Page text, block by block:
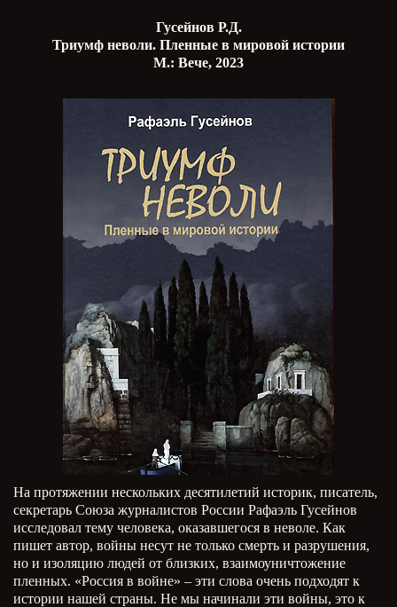
Гусейнов Р.Д.
Триумф неволи. Пленные в мировой истории
М.: Вече, 2023
На протяжении нескольких десятилетий историк, писатель,
секретарь Союза журналистов России Рафаэль Гусейнов
исследовал тему человека, оказавшегося в неволе. Как
пишет автор, войны несут не только смерть и разрушения,
но и изоляцию людей от близких, взаимоуничтожение
пленных. «Россия в войне» – эти слова очень подходят к
истории нашей страны. Не мы начинали эти войны, это к